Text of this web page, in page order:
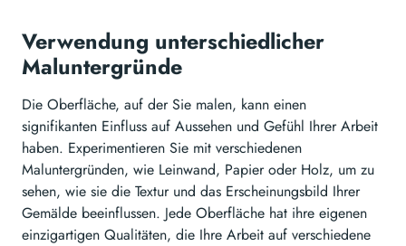
Verwendung unterschiedlicher
Maluntergründe
Die Oberfläche, auf der Sie malen, kann einen
signifikanten Einfluss auf Aussehen und Gefühl Ihrer Arbeit
haben. Experimentieren Sie mit verschiedenen
Maluntergründen, wie Leinwand, Papier oder Holz, um zu
sehen, wie sie die Textur und das Erscheinungsbild Ihrer
Gemälde beeinflussen. Jede Oberfläche hat ihre eigenen
einzigartigen Qualitäten, die Ihre Arbeit auf verschiedene